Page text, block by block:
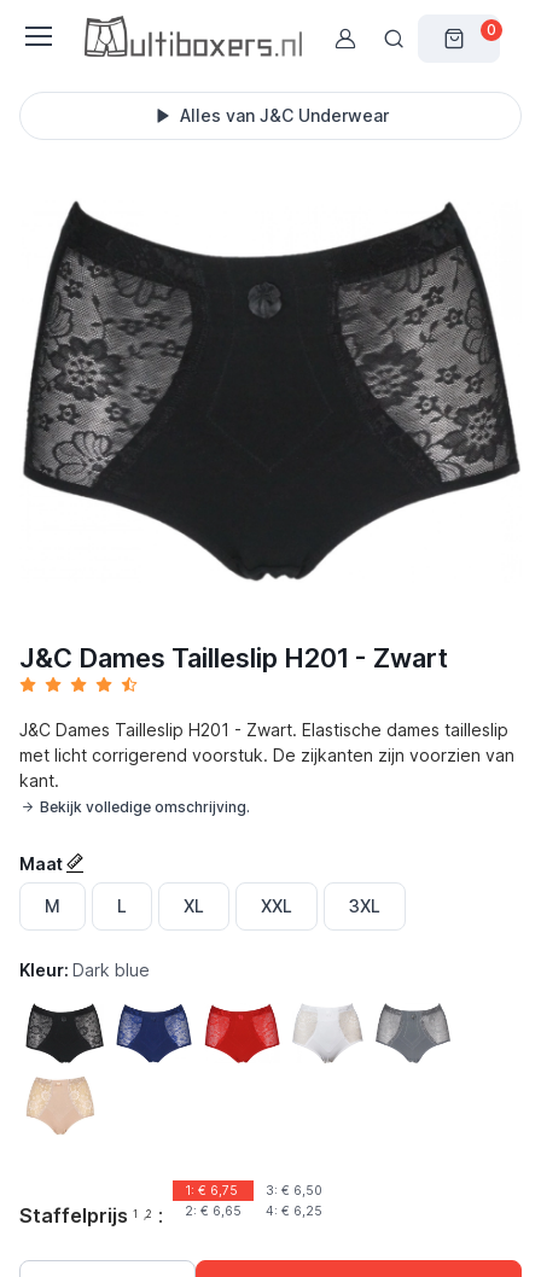
0
Alles van J&C Underwear
J&C Dames Tailleslip H201 - Zwart
J&C Dames Tailleslip H201 - Zwart. Elastische dames tailleslip
met licht corrigerend voorstuk. De zijkanten zijn voorzien van
kant.
Bekijk volledige omschrijving.
Maat
M L XL XXL 3XL
Kleur: Dark blue
Zwart MarineblauwRood Wit Grijs
Huid
Staffelprijs 1 ,2 :
1: € 6,75
2: € 6,65
3: € 6,50
4: € 6,25